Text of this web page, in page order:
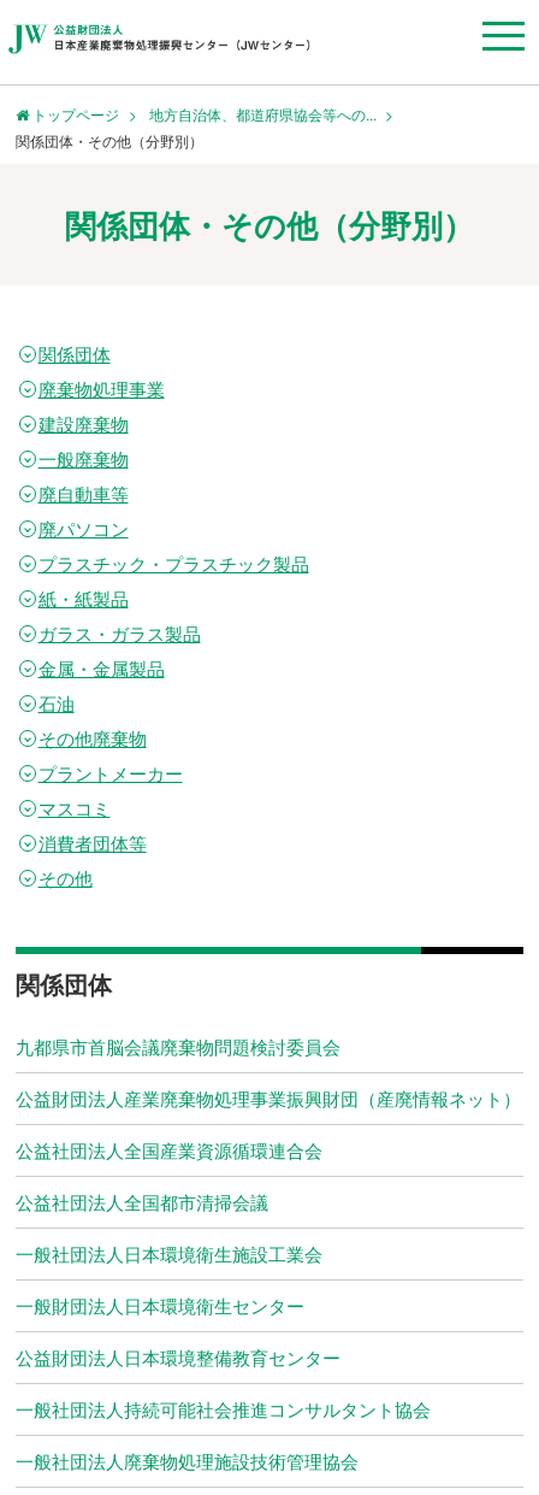
トップページ
地方自治体、都道府県協会等への...
関係団体・その他（分野別）
関係団体・その他（分野別）
関係団体
廃棄物処理事業
建設廃棄物
一般廃棄物
廃自動車等
廃パソコン
プラスチック・プラスチック製品
紙・紙製品
ガラス・ガラス製品
金属・金属製品
石油
その他廃棄物
プラントメーカー
マスコミ
消費者団体等
その他
関係団体
九都県市首脳会議廃棄物問題検討委員会
公益財団法人産業廃棄物処理事業振興財団（産廃情報ネット）
公益社団法人全国産業資源循環連合会
公益社団法人全国都市清掃会議
一般社団法人日本環境衛生施設工業会
一般財団法人日本環境衛生センター
公益財団法人日本環境整備教育センター
一般社団法人持続可能社会推進コンサルタント協会
一般社団法人廃棄物処理施設技術管理協会